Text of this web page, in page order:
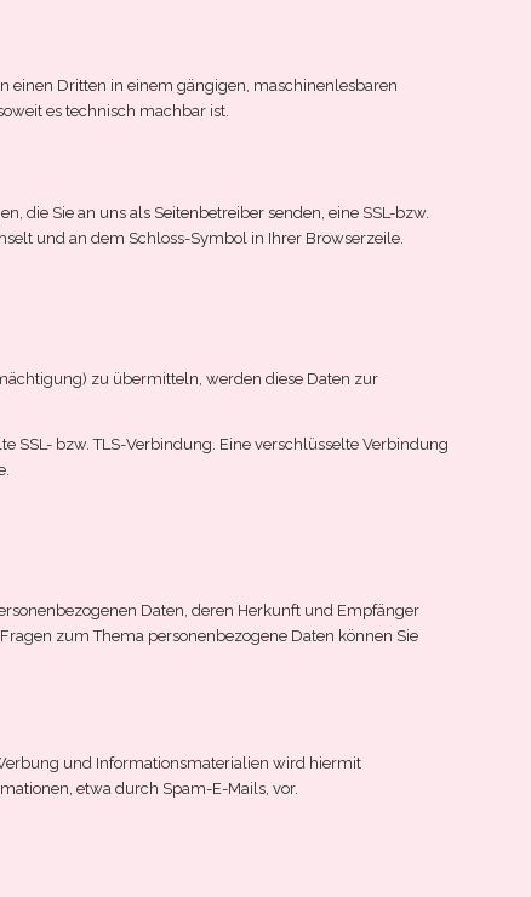
einen Dritten in einem gängigen, maschinenlesbaren
es technisch machbar ist.
die Sie an uns als Seitenbetreiber senden, eine SSL-bzw.
und an dem Schloss-Symbol in Ihrer Browserzeile.
zu übermitteln, werden diese Daten zur
bzw. TLS-Verbindung. Eine verschlüsselte Verbindung
Daten, deren Herkunft und Empfänger
zum Thema personenbezogene Daten können Sie
und Informationsmaterialien wird hiermit
etwa durch Spam-E-Mails, vor.